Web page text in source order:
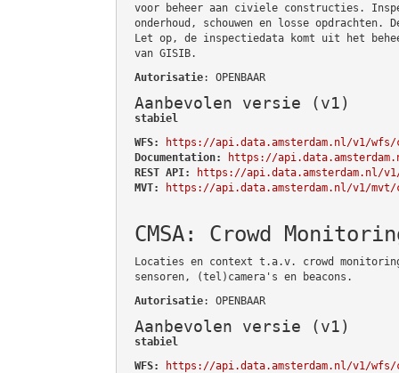
voor beheer aan civiele constructies.
onderhoud, schouwen en losse opdrachten.
Let op, de inspectiedata komt uit het
van GISIB.
Autorisatie: OPENBAAR
Aanbevolen versie (v1)
stabiel
WFS:
https://api.data.amsterdam.nl/v1/
Documentation:
https://
REST API:
https://api.data.amsterdam.nl/
MVT:
https://api.data.amsterdam.nl/v1/
CMSA: Crowd
Locaties en context t.a.v. crowd
sensoren, (tel)camera's en beacons.
Autorisatie: OPENBAAR
Aanbevolen versie (v1)
stabiel
WFS:
https://api.data.amsterdam.nl/v1/wfs/